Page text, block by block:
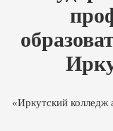
«Иркутский колледж